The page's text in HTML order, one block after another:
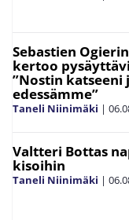
Sebastien
kertoo
”Nostin
edessämme”
Taneli Niinimäki |
Valtteri Bottas
kisoihin
Taneli Niinimäki |